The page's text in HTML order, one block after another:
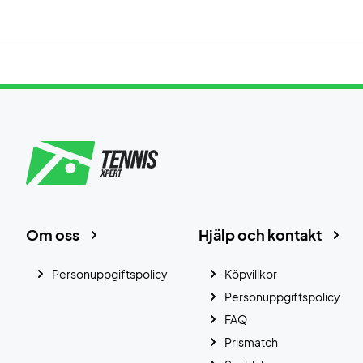
Hjälp och kontakt
Köpvillkor
Personuppgiftspolicy
FAQ
Prismatch
Om oss
Personuppgiftspolicy